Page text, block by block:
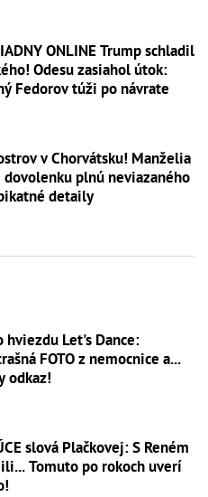
ONLINE Trump schladil
Odesu zasiahol útok:
Fedorov túži po návrate
v Chorvátsku! Manželia
plnú neviazaného
detaily
hviezdu Let's Dance:
FOTO z nemocnice a...
odkaz!
slová Plačkovej: S Reném
Tomuto po rokoch uverí